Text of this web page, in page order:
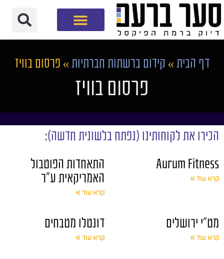
דף הבית » קידום ברשתות חברתיות » פרסום בוויז
פרסום בוויז
הכירו את לקוחותינו (נפתח בלשונית חדשה):
Aurum Fitness
קרא עוד »
התאחדות הפוטבול
האמריקאית ע"ר
קרא עוד »
מט"י ירושלים
קרא עוד »
דונטלו מטבחים
קרא עוד »